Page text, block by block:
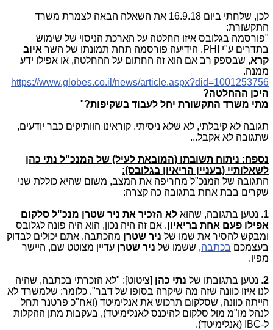
לכן, שלחתי ביום 16.9.18 את השאלה הבאה לצמרת משרד
התקשורת:
"פורסמה בגלובס איזו החלטה על הארכת הניסוי של שימוש
בתדרים ע"י
PHI. הידיעה פורסמה תחת תמונתו של השר איוב
קרא, שבספק רב אם הוא זה החתום על ההחלטה, או אפילו ידע
ממנה.
https://www.globes.co.il/news/article.aspx?did=1001253756
היכן ההחלטה?
מתי משרד התקשורת יחל לעבוד בשקיפות?"
תגובה לא קיבלתי, לא שלא ניסיתי. קוראינו הוותיקים כבר יודעים,
שתגובה לא אקבל...
נספח: ניתוח תשובתו (המובאת לעיל) של המנכ"ל נתי כהן
לשאלותיי (בעניין הריאיון בגלובס):
התגובה של המנכ"ל מחריפה את המצב, משום שהיא כוללת שני
שקרים בבת אחת בתגובה כה קצרה:
1. נטען בתגובה, שהוא לא הזכיר את ניר שטרן מנכ"ל סלקום
אפילו פעם אחת בריאיון. אם זה היה נכון, הוא היה פונה לגלובס
ומבקש להסיר את שמו של ניר שטרן מהכתבה. אתם יכולים לבדוק
בעצמכם בכתבה, ששמו של ניר שטרן עדיין מצוטט שם, היישר
מפיו.
2. נטען בתגובתו של נתי כהן [ציטוט]: "לא הזכרתי בכתבה, שהיה
לנו איזו כוונה שזה מה שיקרה בסופו של דבר". כלומר: שלמשרד לא
הייתה כוונה, שסלקום תרכוש את אנלימיטד (ואח"כ פרטנר תחל
לנהל מו"מ מול סלקום להיכנס לאנלימיטד), בעקבות מתן ההקלות
ל-IBC (אנלימיטד).